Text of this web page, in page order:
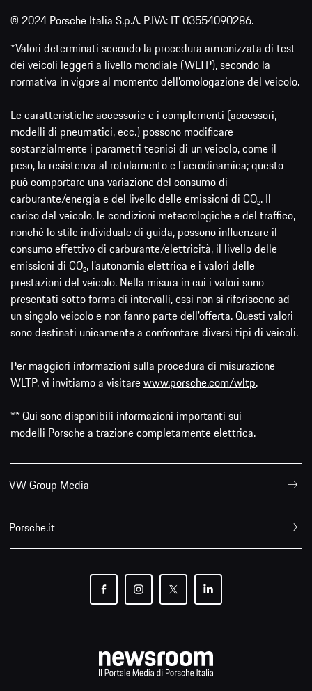
© 2024 Porsche Italia S.p.A. P.IVA: IT 03554090286.
*Valori determinati secondo la procedura armonizzata di test
dei veicoli leggeri a livello mondiale (WLTP), secondo la
normativa in vigore al momento dell’omologazione del veicolo.
Le caratteristiche accessorie e i complementi (accessori,
modelli di pneumatici, ecc.) possono modificare
sostanzialmente i parametri tecnici di un veicolo, come il
peso, la resistenza al rotolamento e l'aerodinamica; questo
può comportare una variazione del consumo di
carburante/energia e del livello delle emissioni di CO₂. Il
carico del veicolo, le condizioni meteorologiche e del traffico,
nonché lo stile individuale di guida, possono influenzare il
consumo effettivo di carburante/elettricità, il livello delle
emissioni di CO₂, l’autonomia elettrica e i valori delle
prestazioni del veicolo. Nella misura in cui i valori sono
presentati sotto forma di intervalli, essi non si riferiscono ad
un singolo veicolo e non fanno parte dell'offerta. Questi valori
sono destinati unicamente a confrontare diversi tipi di veicoli.
Per maggiori informazioni sulla procedura di misurazione
WLTP, vi invitiamo a visitarewww.porsche.com/wltp.
** Qui sono disponibili informazioni importanti sui
modelli Porsche a trazione completamente elettrica.
VW Group Media
Porsche.it